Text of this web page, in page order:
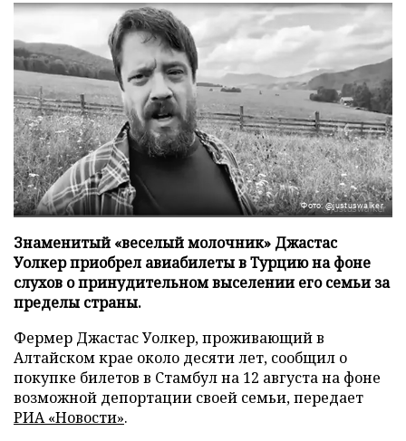
Фото: @justuswalker
Знаменитый «веселый молочник» Джастас
Уолкер приобрел авиабилеты в Турцию на фоне
слухов о принудительном выселении его семьи за
пределы страны.
Фермер Джастас Уолкер, проживающий в
Алтайском крае около десяти лет, сообщил о
покупке билетов в Стамбул на 12 августа на фоне
возможной депортации своей семьи, передает
РИА «Новости».